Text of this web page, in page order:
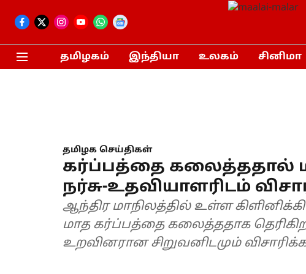
தமிழகம் இந்தியா உலகம் சினிமா
தமிழக செய்திகள்
கர்ப்பத்தை கலைத்ததால்
நர்சு-உதவியாளரிடம்
ஆந்திர மாநிலத்தில் உள்ள
மாத கர்ப்பத்தை கலைத்ததாக
உறவினரான சிறுவனிடமும்